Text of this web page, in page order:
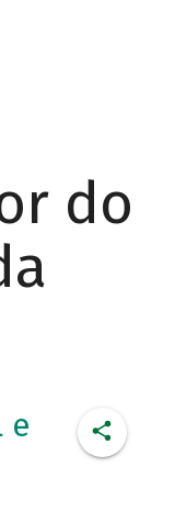
do
e